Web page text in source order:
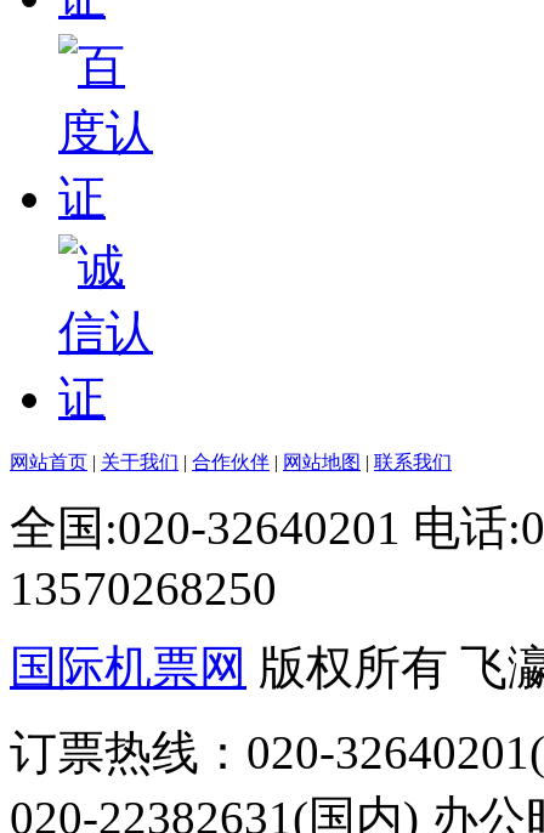
网站首页 | 关于我们 | 合作伙伴 | 网站地图 | 联系我们
全国:020-32640201 电话
13570268250
国际机票网 版权所有 飞
订票热线：020-
020-22382631(国内) 办